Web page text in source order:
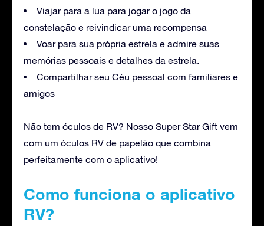
Viajar para a lua para jogar o jogo da
constelação e reivindicar uma recompensa
Voar para sua própria estrela e admire suas
memórias pessoais e detalhes da estrela.
Compartilhar seu Céu pessoal com familiares e
amigos
Não tem óculos de RV? Nosso Super Star Gift vem
com um óculos RV de papelão que combina
perfeitamente com o aplicativo!
Como funciona o aplicativo
RV?